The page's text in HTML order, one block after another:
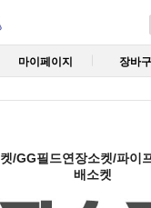
마이페이지 장바
/GG필드연장소켓/파이
배소켓